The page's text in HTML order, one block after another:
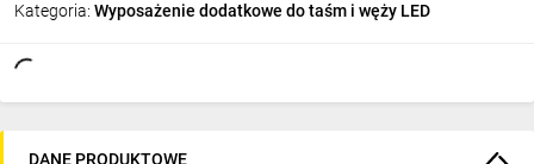
Kategoria: Wyposażenie dodatkowe do taśm i węży LED
DANE PRODUKTOWE